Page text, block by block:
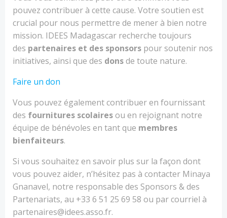
pouvez contribuer à cette cause. Votre soutien est
crucial pour nous permettre de mener à bien notre
mission. IDEES Madagascar recherche toujours
des partenaires et des sponsors pour soutenir nos
initiatives, ainsi que des donsde toute nature.
Faire un don
Vous pouvez également contribuer en fournissant
des fournitures scolairesou en rejoignant notre
équipe de bénévoles en tant que membres
bienfaiteurs.
Si vous souhaitez en savoir plus sur la façon dont
vous pouvez aider, n’hésitez pas à contacter Minaya
Gnanavel, notre responsable des Sponsors & des
Partenariats, au +33 6 51 25 69 58 ou par courriel à
partenaires@idees.asso.fr.